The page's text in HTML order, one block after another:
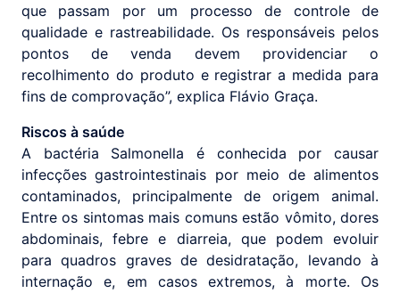
que passam por um processo de controle de
qualidade e rastreabilidade. Os responsáveis pelos
pontos de venda devem providenciar o
recolhimento do produto e registrar a medida para
fins de comprovação”, explica Flávio Graça.
Riscos à saúde
A bactéria Salmonella é conhecida por causar
infecções gastrointestinais por meio de alimentos
contaminados, principalmente de origem animal.
Entre os sintomas mais comuns estão vômito, dores
abdominais, febre e diarreia, que podem evoluir
para quadros graves de desidratação, levando à
internação e, em casos extremos, à morte. Os